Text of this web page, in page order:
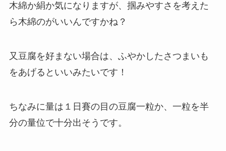
木綿か絹か気になりますが、掴みやすさを考えた
ら木綿のがいいんですかね？
又豆腐を好まない場合は、ふやかしたさつまいも
をあげるといいみたいです！
ちなみに量は１日賽の目の豆腐一粒か、一粒を半
分の量位で十分出そうです。